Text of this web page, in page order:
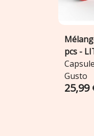
pcs -
Gusto
25,99